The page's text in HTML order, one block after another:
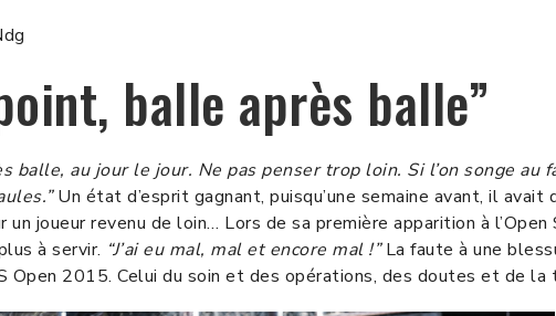
balle après balle”
balle, au jour le jour. Ne pas penser trop loin. Si l’on songe au
Un état d’esprit gagnant, puisqu’une semaine avant, il avait
joueur revenu de loin… Lors de sa première apparition à
à servir. “J’ai eu mal, mal et encore mal !”La faute à une
Open 2015. Celui du soin et des opérations, des doutes et de